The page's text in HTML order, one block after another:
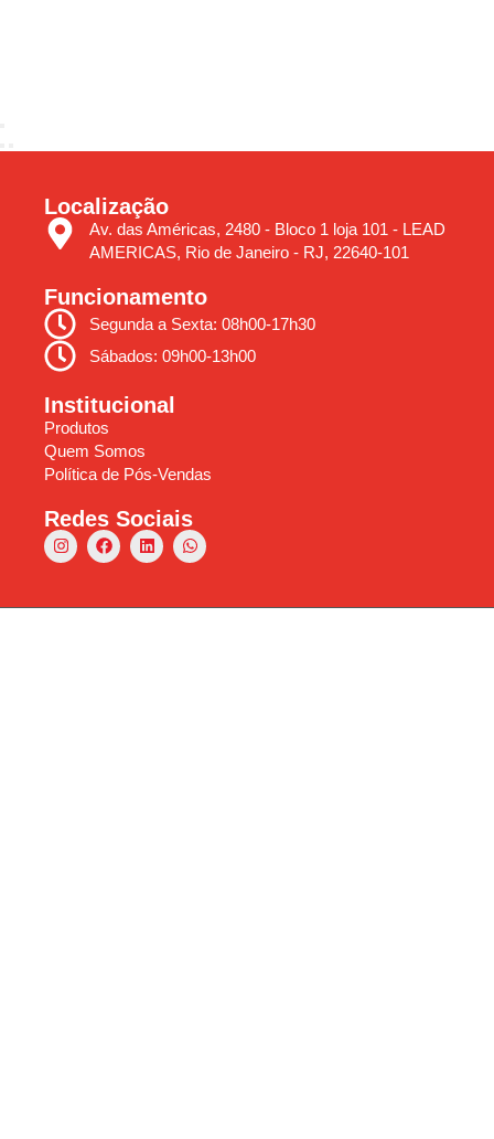
Localização
Av. das Américas, 2480 - Bloco 1 loja 101 - LEAD
AMERICAS, Rio de Janeiro - RJ, 22640-101
Funcionamento
Segunda a Sexta: 08h00-17h30
Sábados: 09h00-13h00
Institucional
Produtos
Quem Somos
Política de Pós-Vendas
Redes Sociais